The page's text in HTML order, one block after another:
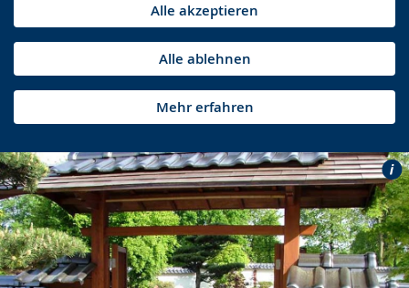
Alle akzeptieren
Alle ablehnen
Mehr erfahren